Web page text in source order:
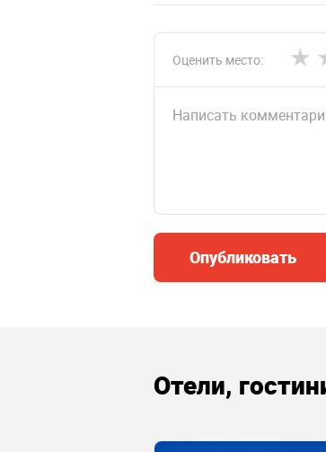
Оценить место:
Опубликовать
Отели,